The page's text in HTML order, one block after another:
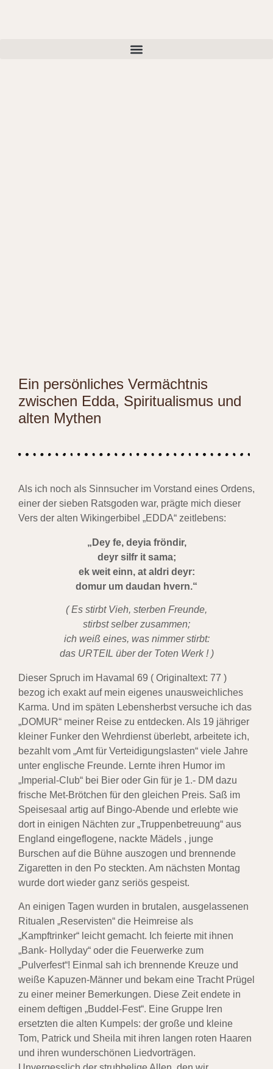
Ein persönliches Vermächtnis
zwischen Edda, Spiritualismus und
alten Mythen
Als ich noch als Sinnsucher im Vorstand eines Ordens,
einer der sieben Ratsgoden war, prägte mich dieser
Vers der alten Wikingerbibel „EDDA“ zeitlebens:
„Dey fe, deyia fröndir,
deyr silfr it sama;
ek weit einn, at aldri deyr:
domur um daudan hvern.“
( Es stirbt Vieh, sterben Freunde,
stirbst selber zusammen;
ich weiß eines, was nimmer stirbt:
das URTEIL über der Toten Werk ! )
Dieser Spruch im Havamal 69 ( Originaltext: 77 )
bezog ich exakt auf mein eigenes unausweichliches
Karma. Und im späten Lebensherbst versuche ich das
„DOMUR“ meiner Reise zu entdecken. Als 19 jähriger
kleiner Funker den Wehrdienst überlebt, arbeitete ich,
bezahlt vom „Amt für Verteidigungslasten“ viele Jahre
unter englische Freunde. Lernte ihren Humor im
„Imperial-Club“ bei Bier oder Gin für je 1.- DM dazu
frische Met-Brötchen für den gleichen Preis. Saß im
Speisesaal artig auf Bingo-Abende und erlebte wie
dort in einigen Nächten zur „Truppenbetreuung“ aus
England eingeflogene, nackte Mädels , junge
Burschen auf die Bühne auszogen und brennende
Zigaretten in den Po steckten. Am nächsten Montag
wurde dort wieder ganz seriös gespeist.
An einigen Tagen wurden in brutalen, ausgelassenen
Ritualen „Reservisten“ die Heimreise als
„Kampftrinker“ leicht gemacht. Ich feierte mit ihnen
„Bank- Hollyday“ oder die Feuerwerke zum
„Pulverfest“! Einmal sah ich brennende Kreuze und
weiße Kapuzen-Männer und bekam eine Tracht Prügel
zu einer meiner Bemerkungen. Diese Zeit endete in
einem deftigen „Buddel-Fest“. Eine Gruppe Iren
ersetzten die alten Kumpels: der große und kleine
Tom, Patrick und Sheila mit ihren langen roten Haaren
und ihren wunderschönen Liedvorträgen.